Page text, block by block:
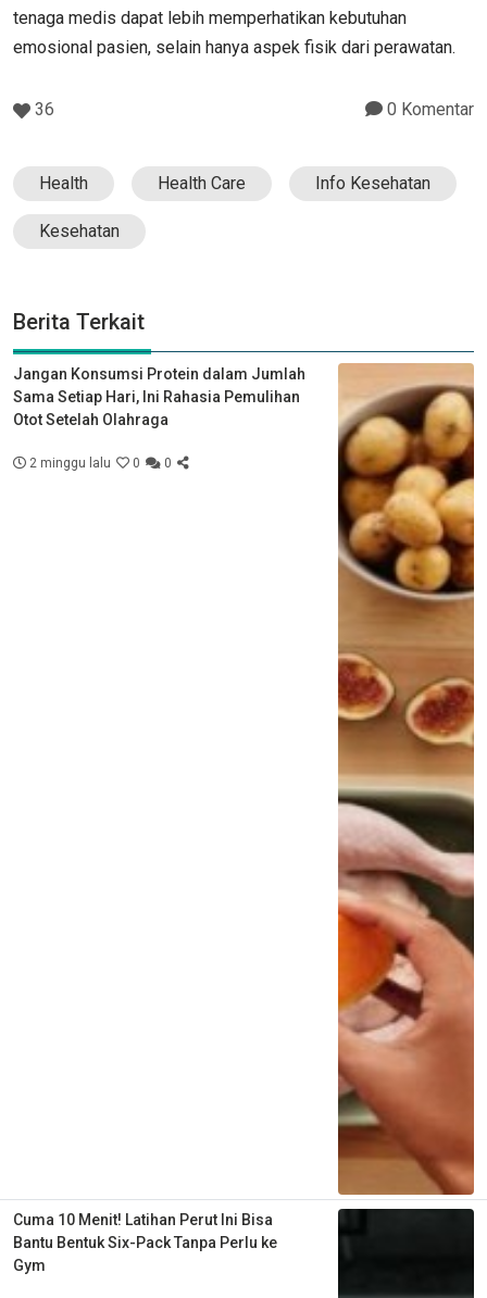
tenaga medis dapat lebih memperhatikan kebutuhan
emosional pasien, selain hanya aspek fisik dari perawatan.
36 0 Komentar
Health Health Care Info Kesehatan
Kesehatan
Berita Terkait
Jangan Konsumsi Protein dalam Jumlah
Sama Setiap Hari, Ini Rahasia Pemulihan
Otot Setelah Olahraga
2 minggu lalu 0 0
Cuma 10 Menit! Latihan Perut Ini Bisa
Bantu Bentuk Six-Pack Tanpa Perlu ke
Gym